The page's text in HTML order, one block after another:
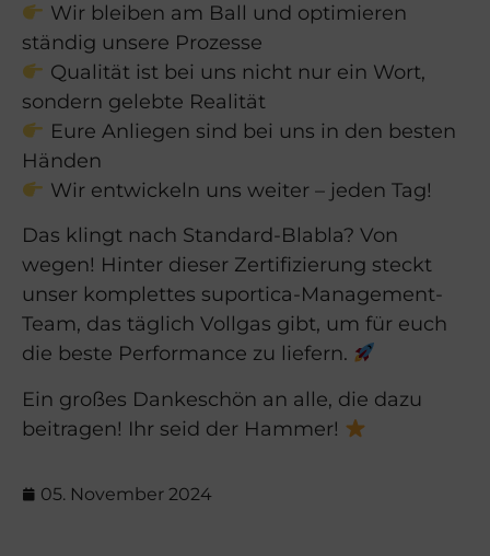
Wir bleiben am Ball und optimieren
ständig unsere Prozesse
Qualität ist bei uns nicht nur ein Wort,
sondern gelebte Realität
Eure Anliegen sind bei uns in den besten
Händen
Wir entwickeln uns weiter – jeden Tag!
Das klingt nach Standard-Blabla? Von
wegen! Hinter dieser Zertifizierung steckt
unser komplettes suportica-Management-
Team, das täglich Vollgas gibt, um für euch
die beste Performance zu liefern.
Ein großes Dankeschön an alle, die dazu
beitragen! Ihr seid der Hammer!
05. November 2024